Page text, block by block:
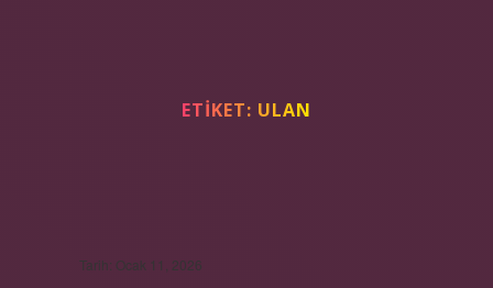
ETIKET: ULAN
Tarih: Ocak 11, 2026